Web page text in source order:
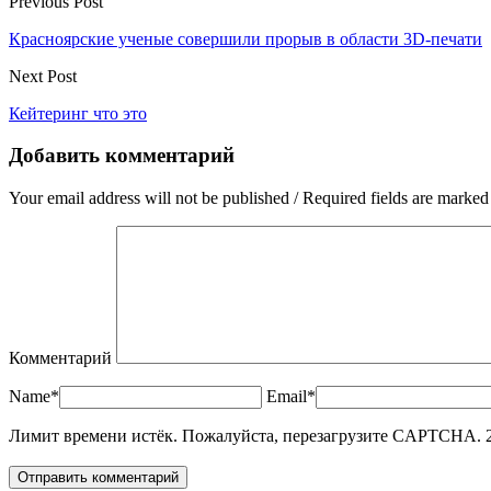
Красноярские ученые совершили прорыв в области 3D-печати
Next Post
Кейтеринг что это
Добавить комментарий
Your email address will not be published / Required fields are
Комментарий
Name* Email*
Лимит времени истёк. Пожалуйста, перезагрузите CAPTCHA.